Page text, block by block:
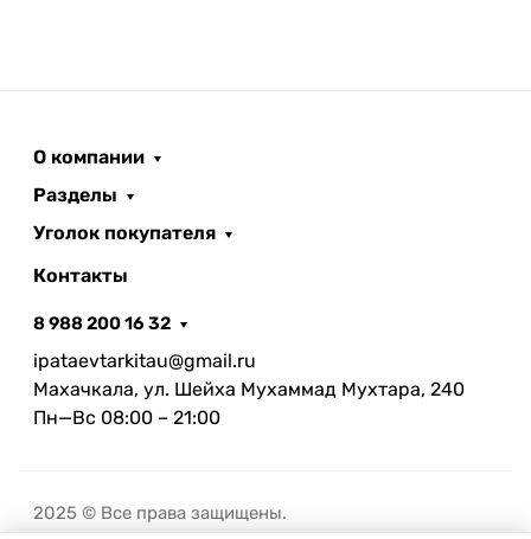
О компании
Разделы
Уголок покупателя
Контакты
8 988 200 16 32
ipataevtarkitau@gmail.ru
Махачкала, ул. Шейха Мухаммад Мухтара, 240
Пн—Вс 08:00 – 21:00
2025 © Все права защищены.